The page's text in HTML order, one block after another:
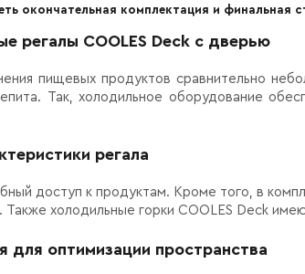
окончательная комплектация и финальная
регалы COOLES Deck с дверью
пищевых продуктов сравнительно
Так, холодильное оборудование
регала
доступ к продуктам. Кроме того, в
холодильные горки COOLES Deck
для оптимизации пространства